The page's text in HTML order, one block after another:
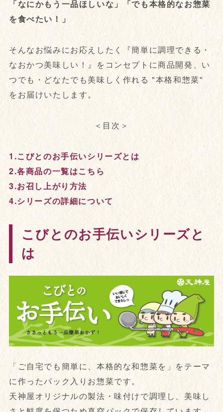
「なにかもう一品ほしいな」「でも本格的なお惣菜
を食べたい！」
そんなお悩みにお応えしたく『簡単に調理できる・
なおかつ美味しい！』をコンセプトに商品開発、い
つでも・どなたでも美味しく作れる "本格和惣菜"
をお届けいたします。
＜目次＞
1.こびとのお手伝いシリーズとは
2.各商品の一覧はこちら
3.お召し上がり方法
4.シリーズの詳細について
こびとのお手伝いシリーズと
は
「ご自宅でも簡単に、本格的な和惣菜を」をテーマ
に作ったパック入りお惣菜です。
天神屋オリジナルの製法・味付けで調理し、美味し